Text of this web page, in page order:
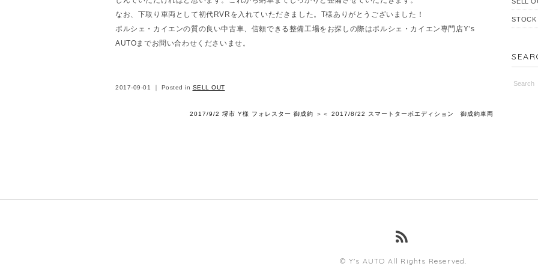
なお、下取り車両として初代RVRを入れていただきました。T様ありがとうございました！
ポルシェ・カイエンの質の良い中古車、信頼できる整備工場をお探しの際はポルシェ・カイエン専門店Y’s
AUTOまでお問い合わせくださいませ。
2017-09-01 ｜ Posted in SELL OUT
＜ 2017/8/22 スマートターボエディション 御成約車両
2017/9/2 堺市 Y様 フォレスター 御成約 ＞
STOCK
© Y's AUTO All Rights Reserved.